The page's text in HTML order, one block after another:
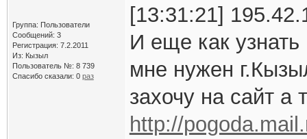
Группа: Пользователи
Сообщений: 3
Регистрация: 7.2.2011
Из: Кызыл
Пользователь №: 8 739
Спасибо сказали: 0 раз
[13:31:21]
И еще как узнать
мне нужен
захочу на сайт а
http://